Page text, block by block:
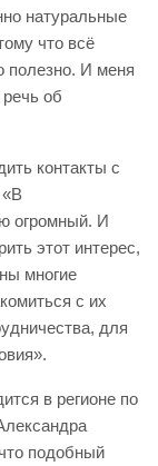
натуральные
что всё
полезно. И меня
об
контакты с
огромный. И
этот интерес,
многие
с их
для
в регионе по
подобный